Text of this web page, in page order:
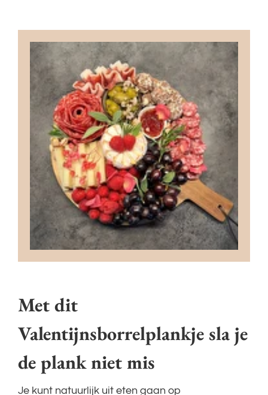
Met dit
Valentijnsborrelplankje sla je
de plank niet mis
Je kunt natuurlijk uit eten gaan op